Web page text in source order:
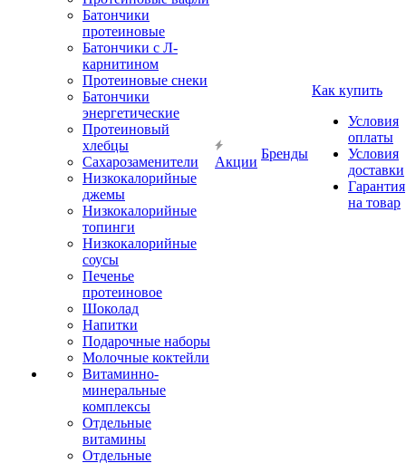
Батончики
протеиновые
Батончики с Л-
карнитином
Протеиновые снеки
Батончики
энергетические
Протеиновый
хлебцы
Сахарозаменители
Низкокалорийные
джемы
Низкокалорийные
топинги
Низкокалорийные
соусы
Печенье
протеиновое
Шоколад
Напитки
Подарочные наборы
Молочные коктейли
Витаминно-
минеральные
комплексы
Отдельные
витамины
Отдельные
Акции
Бренды
Как купить
Условия
оплаты
Условия
доставки
Гарантия
на товар